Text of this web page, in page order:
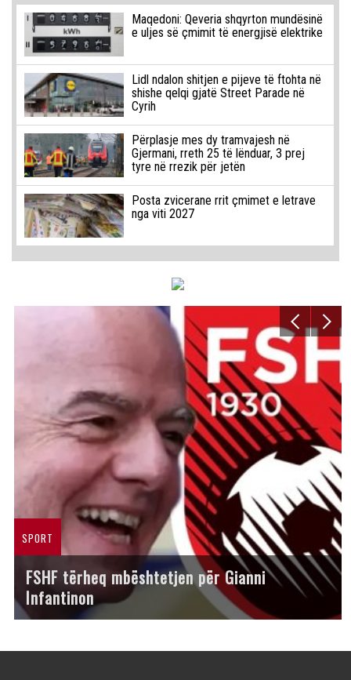
Maqedoni: Qeveria shqyrton mundësinë
e uljes së çmimit të energjisë elektrike
Lidl ndalon shitjen e pijeve të ftohta në
shishe qelqi gjatë Street Parade në
Cyrih
Përplasje mes dy tramvajesh në
Gjermani, rreth 25 të lënduar, 3 prej
tyre në rrezik për jetën
Posta zvicerane rrit çmimet e letrave
nga viti 2027
SPORT
FSHF tërheq mbështetjen për Gianni
Infantinon